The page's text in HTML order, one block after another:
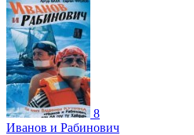
8
Иванов и Рабинович